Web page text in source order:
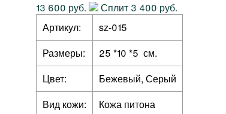
13 600 руб.
Сплит 3 400 руб.
Артикул:
sz-015
Размеры:
25 *10 *5 см.
Цвет:
Бежевый, Серый
Вид кожи:
Кожа питона